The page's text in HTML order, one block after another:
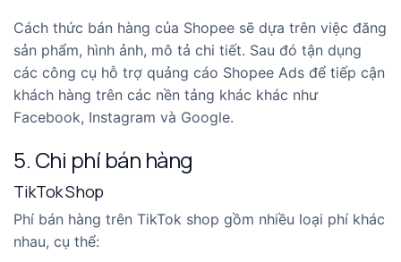
Cách thức bán hàng của Shopee sẽ dựa trên việc đăng
sản phẩm, hình ảnh, mô tả chi tiết. Sau đó tận dụng
các công cụ hỗ trợ quảng cáo Shopee Ads để tiếp cận
khách hàng trên các nền tảng khác khác như
Facebook, Instagram và Google.
5. Chi phí bán hàng
TikTok Shop
Phí bán hàng trên TikTok shop gồm nhiều loại phí khác
nhau, cụ thể: